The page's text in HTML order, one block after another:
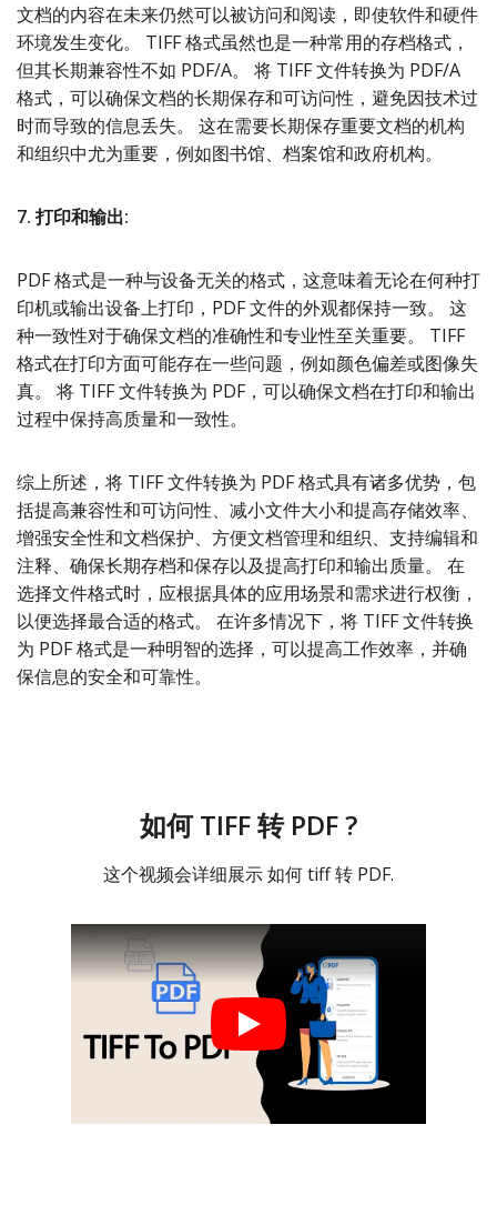
文档的内容在未来仍然可以被访问和阅读，即使软件和硬件
环境发生变化。 TIFF 格式虽然也是一种常用的存档格式，
但其长期兼容性不如 PDF/A。 将 TIFF 文件转换为 PDF/A
格式，可以确保文档的长期保存和可访问性，避免因技术过
时而导致的信息丢失。 这在需要长期保存重要文档的机构
和组织中尤为重要，例如图书馆、档案馆和政府机构。
7. 打印和输出:
PDF 格式是一种与设备无关的格式，这意味着无论在何种打
印机或输出设备上打印，PDF 文件的外观都保持一致。 这
种一致性对于确保文档的准确性和专业性至关重要。 TIFF
格式在打印方面可能存在一些问题，例如颜色偏差或图像失
真。 将 TIFF 文件转换为 PDF，可以确保文档在打印和输出
过程中保持高质量和一致性。
综上所述，将 TIFF 文件转换为 PDF 格式具有诸多优势，包
括提高兼容性和可访问性、减小文件大小和提高存储效率、
增强安全性和文档保护、方便文档管理和组织、支持编辑和
注释、确保长期存档和保存以及提高打印和输出质量。 在
选择文件格式时，应根据具体的应用场景和需求进行权衡，
以便选择最合适的格式。 在许多情况下，将 TIFF 文件转换
为 PDF 格式是一种明智的选择，可以提高工作效率，并确
保信息的安全和可靠性。
如何 TIFF 转 PDF ?
这个视频会详细展示 如何 tiff 转 PDF.